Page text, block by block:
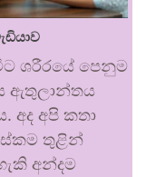
ශරීරයේ පෙනුම
ඇතුලාන්තය
අද අපි කතා
තුළින්
අන්දම